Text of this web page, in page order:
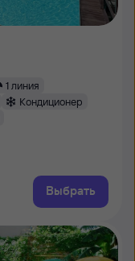
1 линия
Кондиционер
Выбрать